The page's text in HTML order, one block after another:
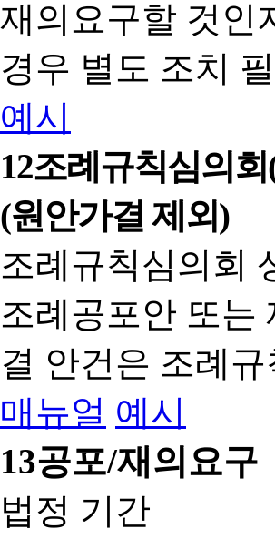
재의요구할 것인
경우 별도 조치
예시
12조례규칙심의회
(원안가결 제외)
조례규칙심의회
조례공포안 또는
결 안건은 조례
매뉴얼 예시
13공포/재의요구
법정 기간